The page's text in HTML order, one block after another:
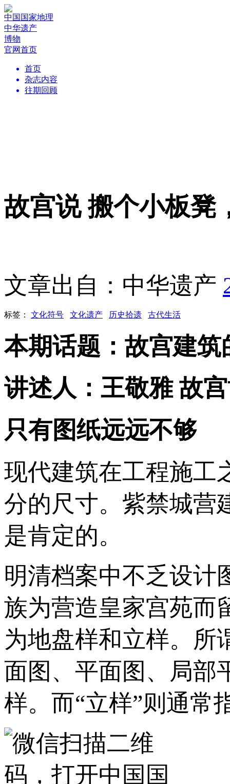
中国国家地理
中华遗产
博物
官网首页
首页
杂志内容
往期回顾
故宫说 搬个小板凳
文章出自：中华遗产
标签： 文化符号 文化遗产 历史拾遗 古代生活
本期话题：故宫建
讲述人：王敬雅 故
只有图纸远远不够
现代建筑在工程施工
分的尺寸。紫禁城营
是肯定的。
明清档案中不乏设计
族为营造皇家宫苑而
为地盘样和立样。所
面图、平面图、局部
样。而“立样”则通常